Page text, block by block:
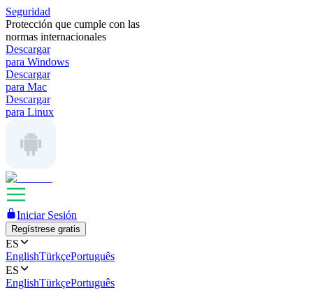
Seguridad
Protección que cumple con las
normas internacionales
Descargar
para Windows
Descargar
para Mac
Descargar
para Linux
Iniciar Sesión
Regístrese gratis
ES
EnglishTürkçePortuguês
ES
EnglishTürkçePortuguês